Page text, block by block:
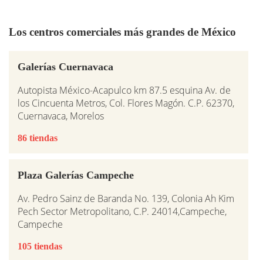
Los centros comerciales más grandes de México
Galerías Cuernavaca
Autopista México-Acapulco km 87.5 esquina Av. de
los Cincuenta Metros, Col. Flores Magón. C.P. 62370,
Cuernavaca, Morelos
86 tiendas
Plaza Galerías Campeche
Av. Pedro Sainz de Baranda No. 139, Colonia Ah Kim
Pech Sector Metropolitano, C.P. 24014,Campeche,
Campeche
105 tiendas